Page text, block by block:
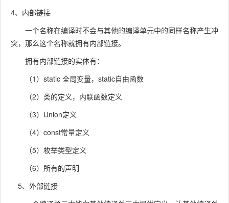
4、内部链接
一个名称在编译时不会与其他的编译单元中的同样名称产生冲
突，那么这个名称就拥有内部链接。
拥有内部链接的实体有：
（1）static 全局变量，static自由函数
（2）类的定义，内联函数定义
（3）Union定义
（4）const常量定义
（5）枚举类型定义
（6）所有的声明
5、外部链接